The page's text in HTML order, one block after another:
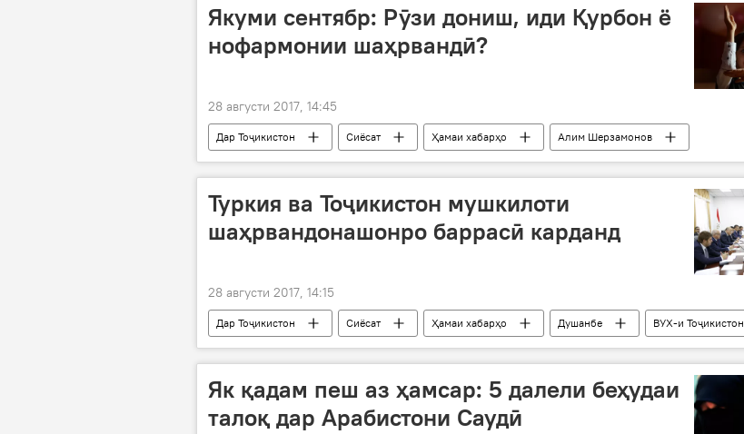
Якуми сентябр: Рӯзи дониш, иди Қурбон ё
нофармонии шаҳрвандӣ?
28 августи 2017, 14:45
Дар Тоҷикистон Сиёсат Ҳамаи хабарҳо
Алим Шерзамонов
Ҷовид Муқим
Исмоил Файзизода Рӯзи дониш
иди Қурбон
Туркия ва Тоҷикистон мушкилоти
шаҳрвандонашонро баррасӣ карданд
28 августи 2017, 14:15
Дар Тоҷикистон Сиёсат Ҳамаи хабарҳо Душанбе
ВУХ-и Тоҷикистон
баррасӣ
мушкилот
Як қадам пеш аз ҳамсар: 5 далели беҳудаи
талоқ дар Арабистони Саудӣ